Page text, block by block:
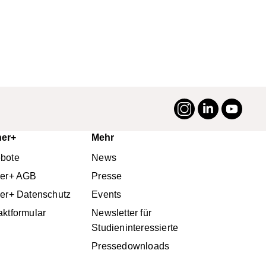
#suttneruni
Instagram
LinkedIn
AGB
Datenschutz
Mehr
News
Presse
Events
Newsletter für
Studieninteressierte
Pressedownloads